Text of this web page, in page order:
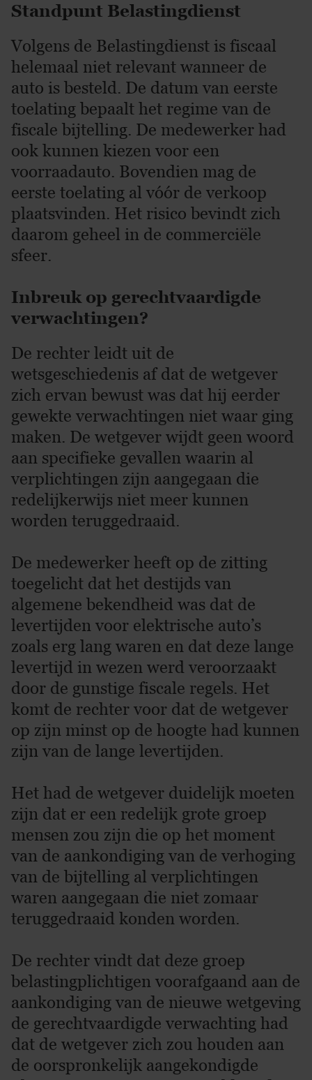
Standpunt Belastingdienst
Volgens de Belastingdienst is fiscaal
helemaal niet relevant wanneer de
auto is besteld. De datum van eerste
toelating bepaalt het regime van de
fiscale bijtelling. De medewerker had
ook kunnen kiezen voor een
voorraadauto. Bovendien mag de
eerste toelating al vóór de verkoop
plaatsvinden. Het risico bevindt zich
daarom geheel in de commerciële
sfeer.
Inbreuk op gerechtvaardigde
verwachtingen?
De rechter leidt uit de
wetsgeschiedenis af dat de wetgever
zich ervan bewust was dat hij eerder
gewekte verwachtingen niet waar ging
maken. De wetgever wijdt geen woord
aan specifieke gevallen waarin al
verplichtingen zijn aangegaan die
redelijkerwijs niet meer kunnen
worden teruggedraaid.
De medewerker heeft op de zitting
toegelicht dat het destijds van
algemene bekendheid was dat de
levertijden voor elektrische auto’s
zoals erg lang waren en dat deze lange
levertijd in wezen werd veroorzaakt
door de gunstige fiscale regels. Het
komt de rechter voor dat de wetgever
op zijn minst op de hoogte had kunnen
zijn van de lange levertijden.
Het had de wetgever duidelijk moeten
zijn dat er een redelijk grote groep
mensen zou zijn die op het moment
van de aankondiging van de verhoging
van de bijtelling al verplichtingen
waren aangegaan die niet zomaar
teruggedraaid konden worden.
De rechter vindt dat deze groep
belastingplichtigen voorafgaand aan de
aankondiging van de nieuwe wetgeving
de gerechtvaardigde verwachting had
dat de wetgever zich zou houden aan
de oorspronkelijk aangekondigde